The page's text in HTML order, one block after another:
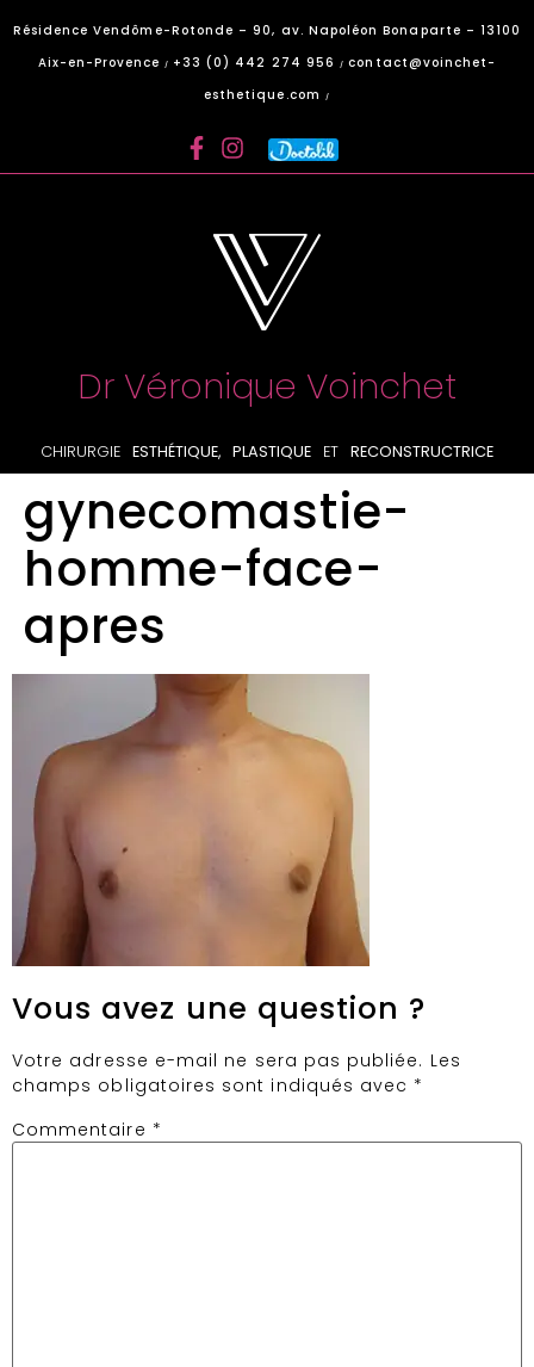
Résidence Vendôme-Rotonde – 90, av. Napoléon Bonaparte – 13100
Aix-en-Provence
/ +33 (0) 442 274 956/contact@voinchet-
esthetique.com
/
Dr Véronique Voinchet
CHIRURGIE ESTHÉTIQUE, PLASTIQUE ET RECONSTRUCTRICE
gynecomastie-
homme-face-
apres
Vous avez une question ?
Votre adresse e-mail ne sera pas publiée. Les
champs obligatoires sont indiqués avec *
Commentaire *